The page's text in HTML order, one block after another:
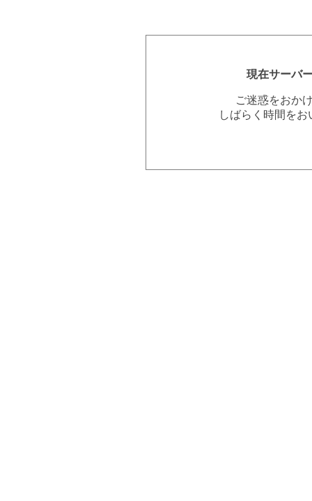
現在サーバ
ご迷惑をおか
しばらく時間を